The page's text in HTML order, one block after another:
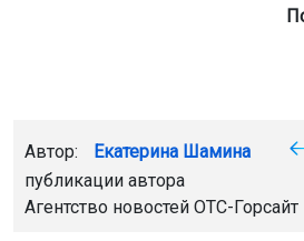
Автор: Екатерина Шамина
публикации автора
Агентство новостей ОТС-Горсайт